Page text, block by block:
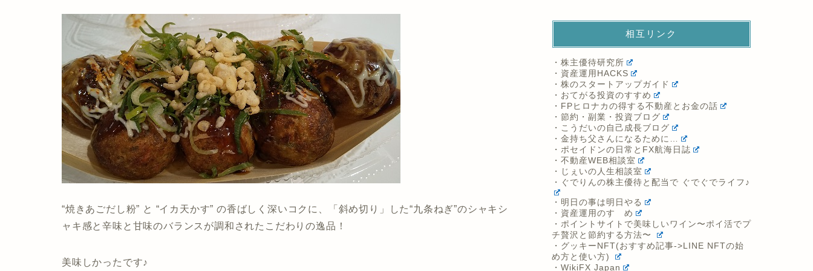
“焼きあごだし粉” と “イカ天かす” の香ばしく深いコクに、「斜め切り」した“九条ねぎ”のシャキシ
ャキ感と辛味と甘味のバランスが調和されたこだわりの逸品！
美味しかったです♪
相互リンク
・株主優待研究所
・資産運用HACKS
・株のスタートアップガイド
・おてがる投資のすすめ
・FPヒロナカの得する不動産とお金の話
・節約・副業・投資ブログ
・こうだいの自己成長ブログ
・金持ち父さんになるために…
・ポセイドンの日常とFX航海日誌
・不動産WEB相談室
・じぇいの人生相談室
・ぐでりんの株主優待と配当で ぐでぐでライフ♪
・明日の事は明日やる
・資産運用のすゝめ
・ポイントサイトで美味しいワイン〜ポイ活でプ
チ贅沢と節約する方法〜
・グッキーNFT(おすすめ記事->LINE NFTの始
め方と使い方)
・WikiFX Japan